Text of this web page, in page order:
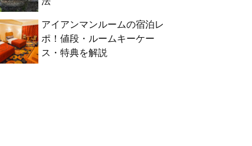
アイアンマンルームの宿泊レ
ポ！値段・ルームキーケー
ス・特典を解説